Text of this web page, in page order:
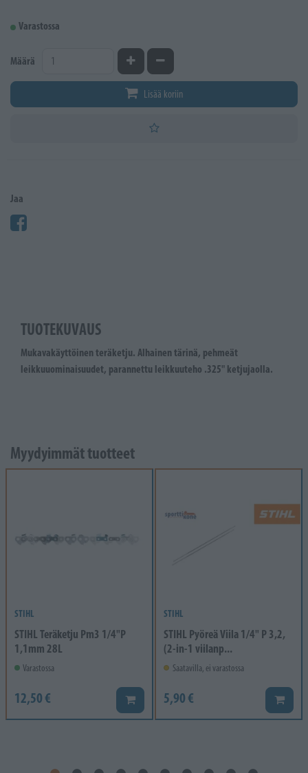
Varastossa
Määrä Kasvata määrääVähennä määrää
Lisää koriin
Jaa
TUOTEKUVAUS
Mukavakäyttöinen teräketju. Alhainen tärinä, pehmeät
leikkuuominaisuudet, parannettu leikkuuteho .325" ketjujaolla.
Myydyimmät tuotteet
STIHL
STIHL Teräketju Pm3 1/4"P
1,1mm 28L
Varastossa
12,50 € Lisää koriin
STIHL
STIHL Pyöreä Viila 1/4" P 3,2,
(2-in-1 viilanp...
Saatavilla, ei varastossa
5,90 € Lisää